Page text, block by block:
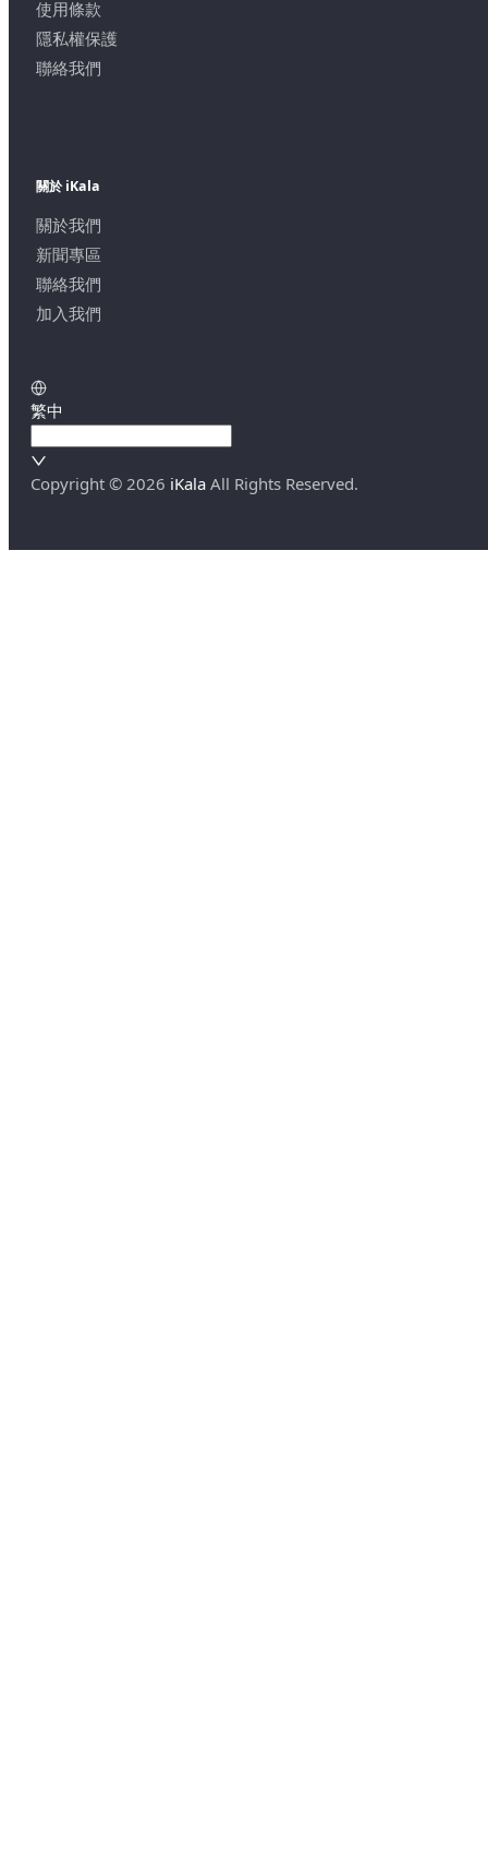
使用條款
隱私權保護
聯絡我們
關於 iKala
關於我們
新聞專區
聯絡我們
加入我們
繁中
Copyright © 2026 iKala All Rights Reserved.